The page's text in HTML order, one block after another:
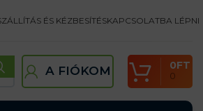
ÉS KÉZBESÍTÉSKAPCSOLATBA LÉPNI
A FIÓKOM 0
0FT